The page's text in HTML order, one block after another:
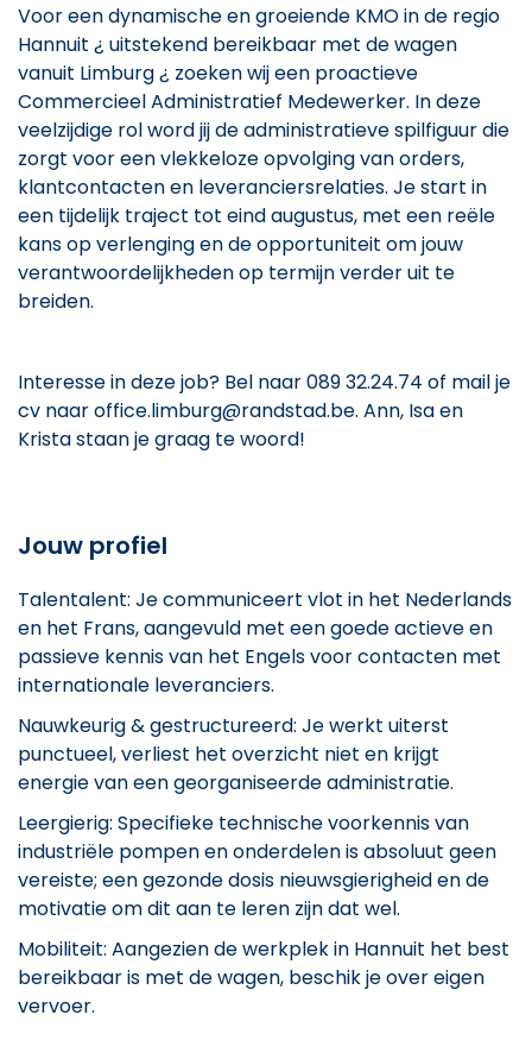
Voor een dynamische en groeiende KMO in de regio
Hannuit ¿ uitstekend bereikbaar met de wagen
vanuit Limburg ¿ zoeken wij een proactieve
Commercieel Administratief Medewerker. In deze
veelzijdige rol word jij de administratieve spilfiguur die
zorgt voor een vlekkeloze opvolging van orders,
klantcontacten en leveranciersrelaties. Je start in
een tijdelijk traject tot eind augustus, met een reële
kans op verlenging en de opportuniteit om jouw
verantwoordelijkheden op termijn verder uit te
breiden.
Interesse in deze job? Bel naar 089 32.24.74 of mail je
cv naar office.limburg@randstad.be. Ann, Isa en
Krista staan je graag te woord!
Jouw profiel
Talentalent: Je communiceert vlot in het Nederlands
en het Frans, aangevuld met een goede actieve en
passieve kennis van het Engels voor contacten met
internationale leveranciers.
Nauwkeurig & gestructureerd: Je werkt uiterst
punctueel, verliest het overzicht niet en krijgt
energie van een georganiseerde administratie.
Leergierig: Specifieke technische voorkennis van
industriële pompen en onderdelen is absoluut geen
vereiste; een gezonde dosis nieuwsgierigheid en de
motivatie om dit aan te leren zijn dat wel.
Mobiliteit: Aangezien de werkplek in Hannuit het best
bereikbaar is met de wagen, beschik je over eigen
vervoer.